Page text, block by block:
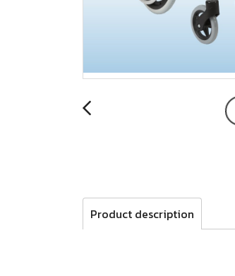
Product description